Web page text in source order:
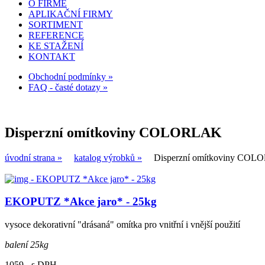
O FIRMĚ
APLIKAČNÍ FIRMY
SORTIMENT
REFERENCE
KE STAŽENÍ
KONTAKT
Obchodní podmínky »
FAQ - časté dotazy »
Disperzní omítkoviny COLORLAK
úvodní strana » katalog výrobků » Disperzní omítkoviny
EKOPUTZ *Akce jaro* - 25kg
vysoce dekorativní "drásaná" omítka pro vnitřní i vnější použití
balení 25kg